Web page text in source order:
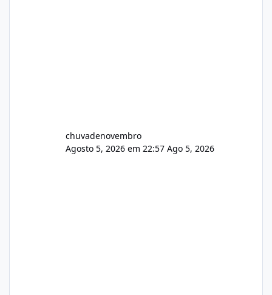
chuvadenovembro
Agosto 5, 2026 em 22:57 Ago 5, 2026